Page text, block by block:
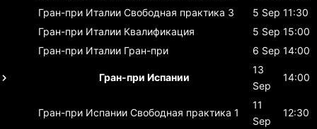
Гран-при Италии Свободная практика 3 5 Sep 11:30
Гран-при Италии Квалификация 5 Sep 15:00
Гран-при Италии Гран-при 6 Sep 14:00
Гран-при Испании
13
Sep
14:00
Гран-при Испании Свободная практика 1
11
Sep
12:30